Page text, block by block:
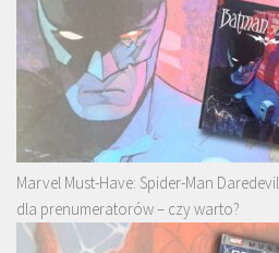
Marvel Must-Have: Spider-Man
dla prenumeratorów – czy warto?